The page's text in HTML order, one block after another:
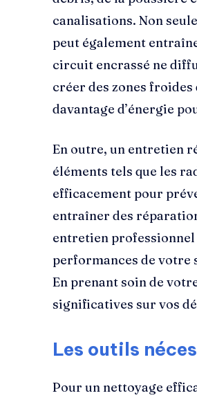
canalisations. Non
peut également
circuit encrassé ne
créer des zones
davantage d’énergie
En outre, un entretien
éléments tels que les
efficacement pour
entraîner des
entretien professionnel
performances de votre
En prenant soin de
significatives sur vos
Les outils
Pour un nettoyage